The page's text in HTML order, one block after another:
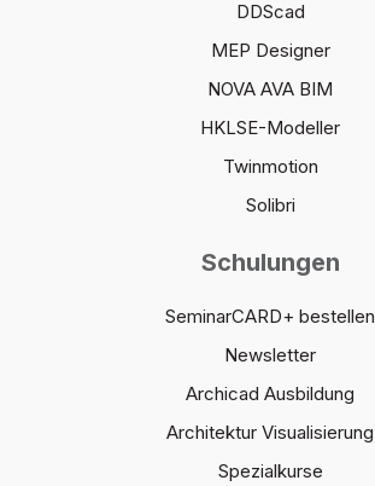
DDScad
MEP Designer
NOVA AVA BIM
HKLSE-Modeller
Twinmotion
Solibri
Schulungen
SeminarCARD+ bestellen
Newsletter
Archicad Ausbildung
Architektur Visualisierung
Spezialkurse